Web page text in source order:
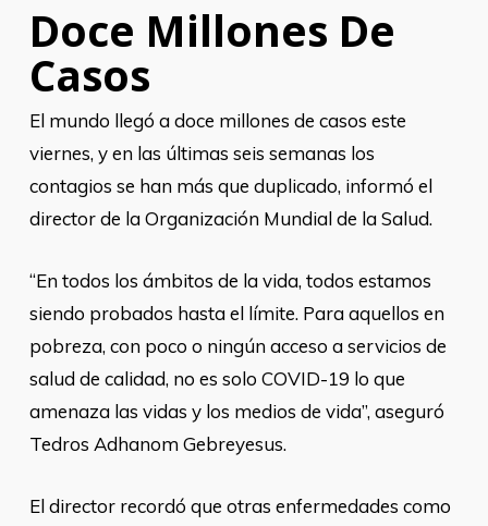
Doce Millones De
Casos
El mundo llegó a doce millones de casos este
viernes, y en las últimas seis semanas los
contagios se han más que duplicado, informó el
director de la Organización Mundial de la Salud.
“En todos los ámbitos de la vida, todos estamos
siendo probados hasta el límite. Para aquellos en
pobreza, con poco o ningún acceso a servicios de
salud de calidad, no es solo COVID-19 lo que
amenaza las vidas y los medios de vida”, aseguró
Tedros Adhanom Gebreyesus.
El director recordó que otras enfermedades como